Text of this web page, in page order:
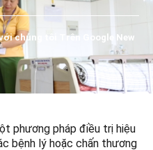
chúng tôi Trên Google New
phương pháp điều trị hiệu
bệnh lý hoặc chấn thương